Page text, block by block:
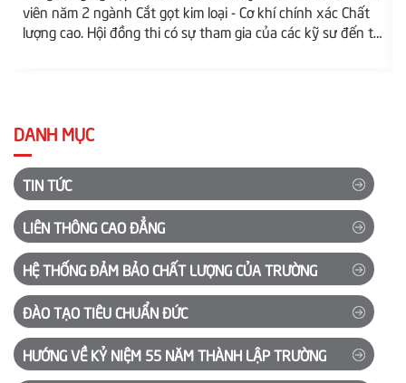
viên năm 2 ngành Cắt gọt kim loại - Cơ khí chính xác Chất
lượng cao. Hội đồng thi có sự tham gia của các kỹ sư đến từ
DANH MỤC
TIN TỨC
LIÊN THÔNG CAO ĐẲNG
HỆ THỐNG ĐẢM BẢO CHẤT LƯỢNG CỦA TRƯỜNG
ĐÀO TẠO TIÊU CHUẨN ĐỨC
HƯỚNG VỀ KỶ NIỆM 55 NĂM THÀNH LẬP TRƯỜNG